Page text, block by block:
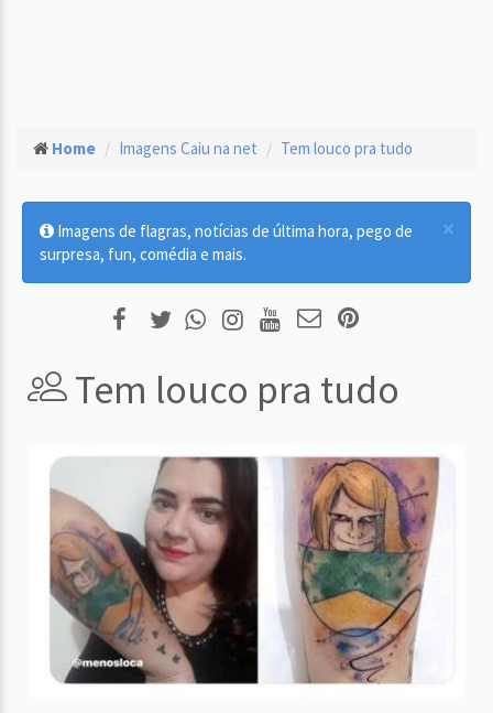
Home Imagens Caiu na net Tem louco pra tudo
×
Imagens de flagras, notícias de última hora, pego de
surpresa, fun, comédia e mais.
Tem louco pra tudo